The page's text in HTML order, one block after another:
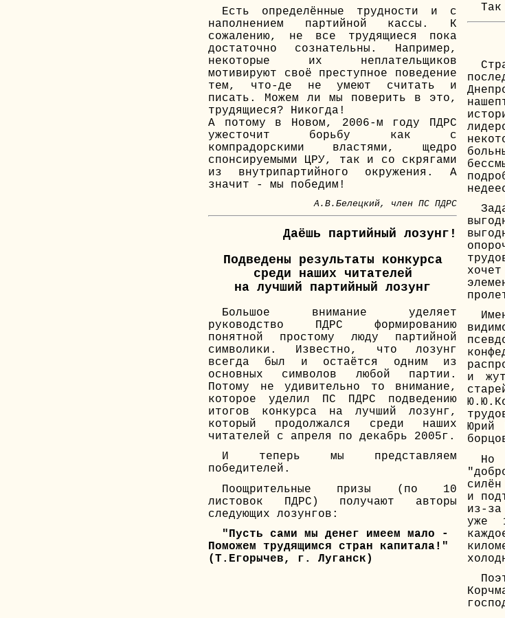
Есть определённые трудности и с
наполнением партийной кассы. К
сожалению, не все трудящиеся пока
достаточно сознательны. Например,
некоторые их неплательщиков
мотивируют своё преступное поведение
тем, что-де не умеют считать и
писать. Можем ли мы поверить в это,
трудящиеся? Никогда!
А потому в Новом, 2006-м году ПДРС
ужесточит борьбу как с
компрадорскими властями, щедро
спонсируемыми ЦРУ, так и со скрягами
из внутрипартийного окружения. А
значит - мы победим!
А.В.Белецкий, член ПС ПДРС
Даёшь партийный лозунг!
Подведены результаты конкурса
среди наших читателей
на лучший партийный лозунг
Большое внимание уделяет
руководство ПДРС формированию
понятной простому люду партийной
символики. Известно, что лозунг
всегда был и остаётся одним из
основных символов любой партии.
Потому не удивительно то внимание,
которое уделил ПС ПДРС подведению
итогов конкурса на лучший лозунг,
который продолжался среди наших
читателей с апреля по декабрь 2005г.
И теперь мы представляем
победителей.
Поощрительные призы (по 10
листовок ПДРС) получают авторы
следующих лозунгов:
"Пусть сами мы денег имеем мало -
Поможем трудящимся стран капитала!"
(Т.Егорычев, г. Луганск)
и
Юрий
Но
и
из-
уже